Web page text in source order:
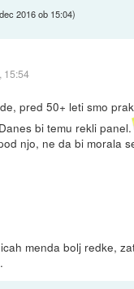
2016 ob 15:04)
15:54
pred 50+ leti smo
bi temu rekli panel.
njo, ne da bi morala
menda bolj redke,